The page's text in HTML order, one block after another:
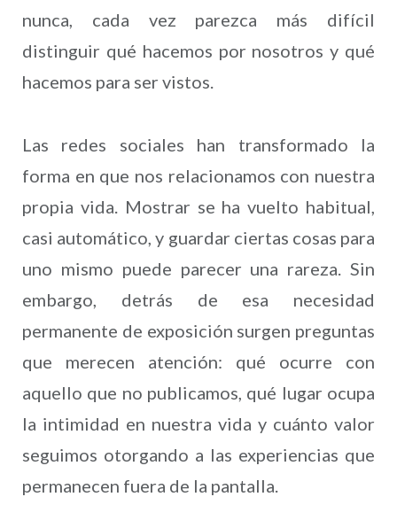
nunca, cada vez parezca más difícil
distinguir qué hacemos por nosotros y qué
hacemos para ser vistos.
Las redes sociales han transformado la
forma en que nos relacionamos con nuestra
propia vida. Mostrar se ha vuelto habitual,
casi automático, y guardar ciertas cosas para
uno mismo puede parecer una rareza. Sin
embargo, detrás de esa necesidad
permanente de exposición surgen preguntas
que merecen atención: qué ocurre con
aquello que no publicamos, qué lugar ocupa
la intimidad en nuestra vida y cuánto valor
seguimos otorgando a las experiencias que
permanecen fuera de la pantalla.